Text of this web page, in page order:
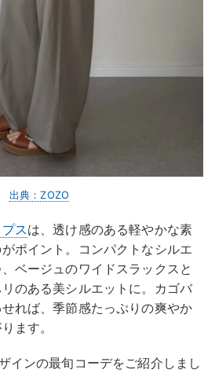
出典：ZOZO
スは、透け感のある軽やかな素
ポイント。コンパクトなシルエ
ベージュのワイドスラックスと
のある美シルエットに。カゴバ
れば、季節感たっぷりの爽やか
ます。
インの最旬コーデをご紹介しまし